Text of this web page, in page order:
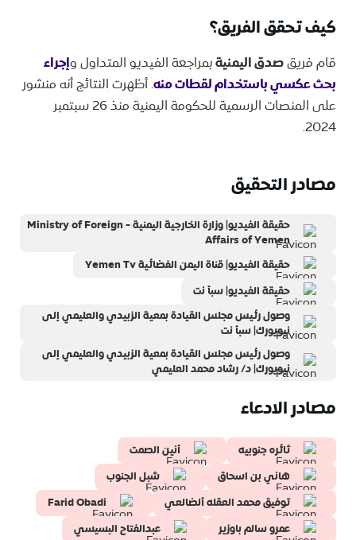
كيف تحقق الفريق؟
قام فريقصدق اليمنيةبمراجعة الفيديو المتداول وإجراء
بحث عكسي باستخدام لقطات منه. أظهرت النتائج أنه منشور
على المنصات الرسمية للحكومة اليمنية منذ 26 سبتمبر
2024.
مصادر التحقيق
حقيقة الفيديو| وزارة الخارجية اليمنية - Ministry of Foreign
Affairs of Yemen
حقيقة الفيديو| قناة اليمن الفضائية Yemen Tv
حقيقة الفيديو| سبأ نت
وصول رئيس مجلس القيادة بمعية الزبيدي والعليمي إلى
نيويورك| سبأ نت
وصول رئيس مجلس القيادة بمعية الزبيدي والعليمي إلى
نيويورك| ‎د/ رشاد محمد العليمي
مصادر الادعاء
ثائره جنوبيه
أنين الصمت
هاني بن اسحاق
شبل الجنوب
توفيق محمد العقله ألضالعي
Farid Obadi
عمرو سالم باوزير
عبدالفتاح البسيسي